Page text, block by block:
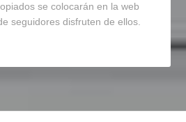
se colocarán en la web
seguidores disfruten de ellos.